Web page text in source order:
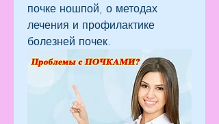
почке ношпой, о методах
лечения и профилактике
болезней почек.